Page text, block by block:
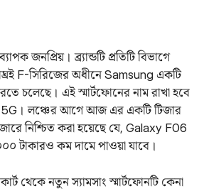
জনপ্রিয়। ব্র্যান্ডটি প্রতিটি বিভাগে
F-সিরিজের অধীনে Samsung একটি
চলেছে। এই স্মার্টফোনের নাম রাখা হবে
লঞ্চের আগে আজ এর একটি টিজার
নিশ্চিত করা হয়েছে যে, Galaxy F06
টাকারও কম দামে পাওয়া যাবে।
থেকে নতুন স্যামসাং স্মার্টফোনটি কেনা